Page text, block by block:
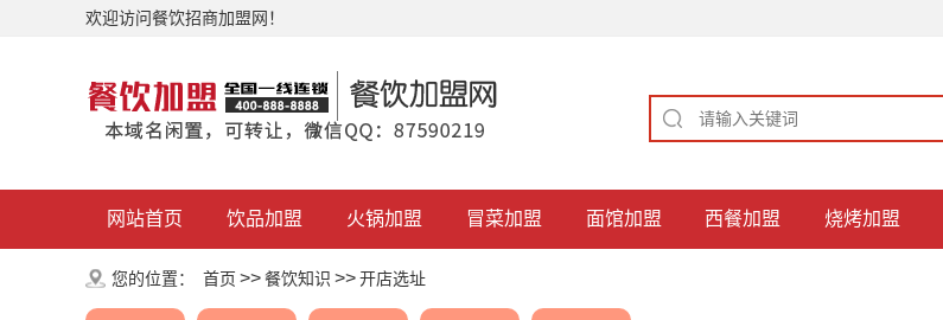
欢迎访问餐饮招商加盟网！
网站首页 饮品加盟 火锅加盟 冒菜加盟 面馆加盟 西餐加盟 烧烤加盟
您的位置： 首页 >>餐饮知识 >>开店选址